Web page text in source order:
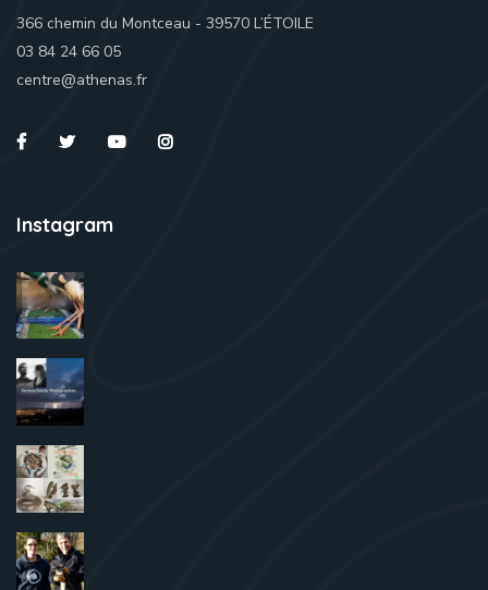
366 chemin du Montceau - 39570 L’ÉTOILE
03 84 24 66 05
centre@athenas.fr
Instagram